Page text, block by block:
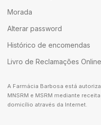
Morada
Alterar password
Histórico de encomendas
Livro de Reclamações Online
A Farmácia Barbosa está
MNSRM e MSRM mediante
domicílio através da Internet.